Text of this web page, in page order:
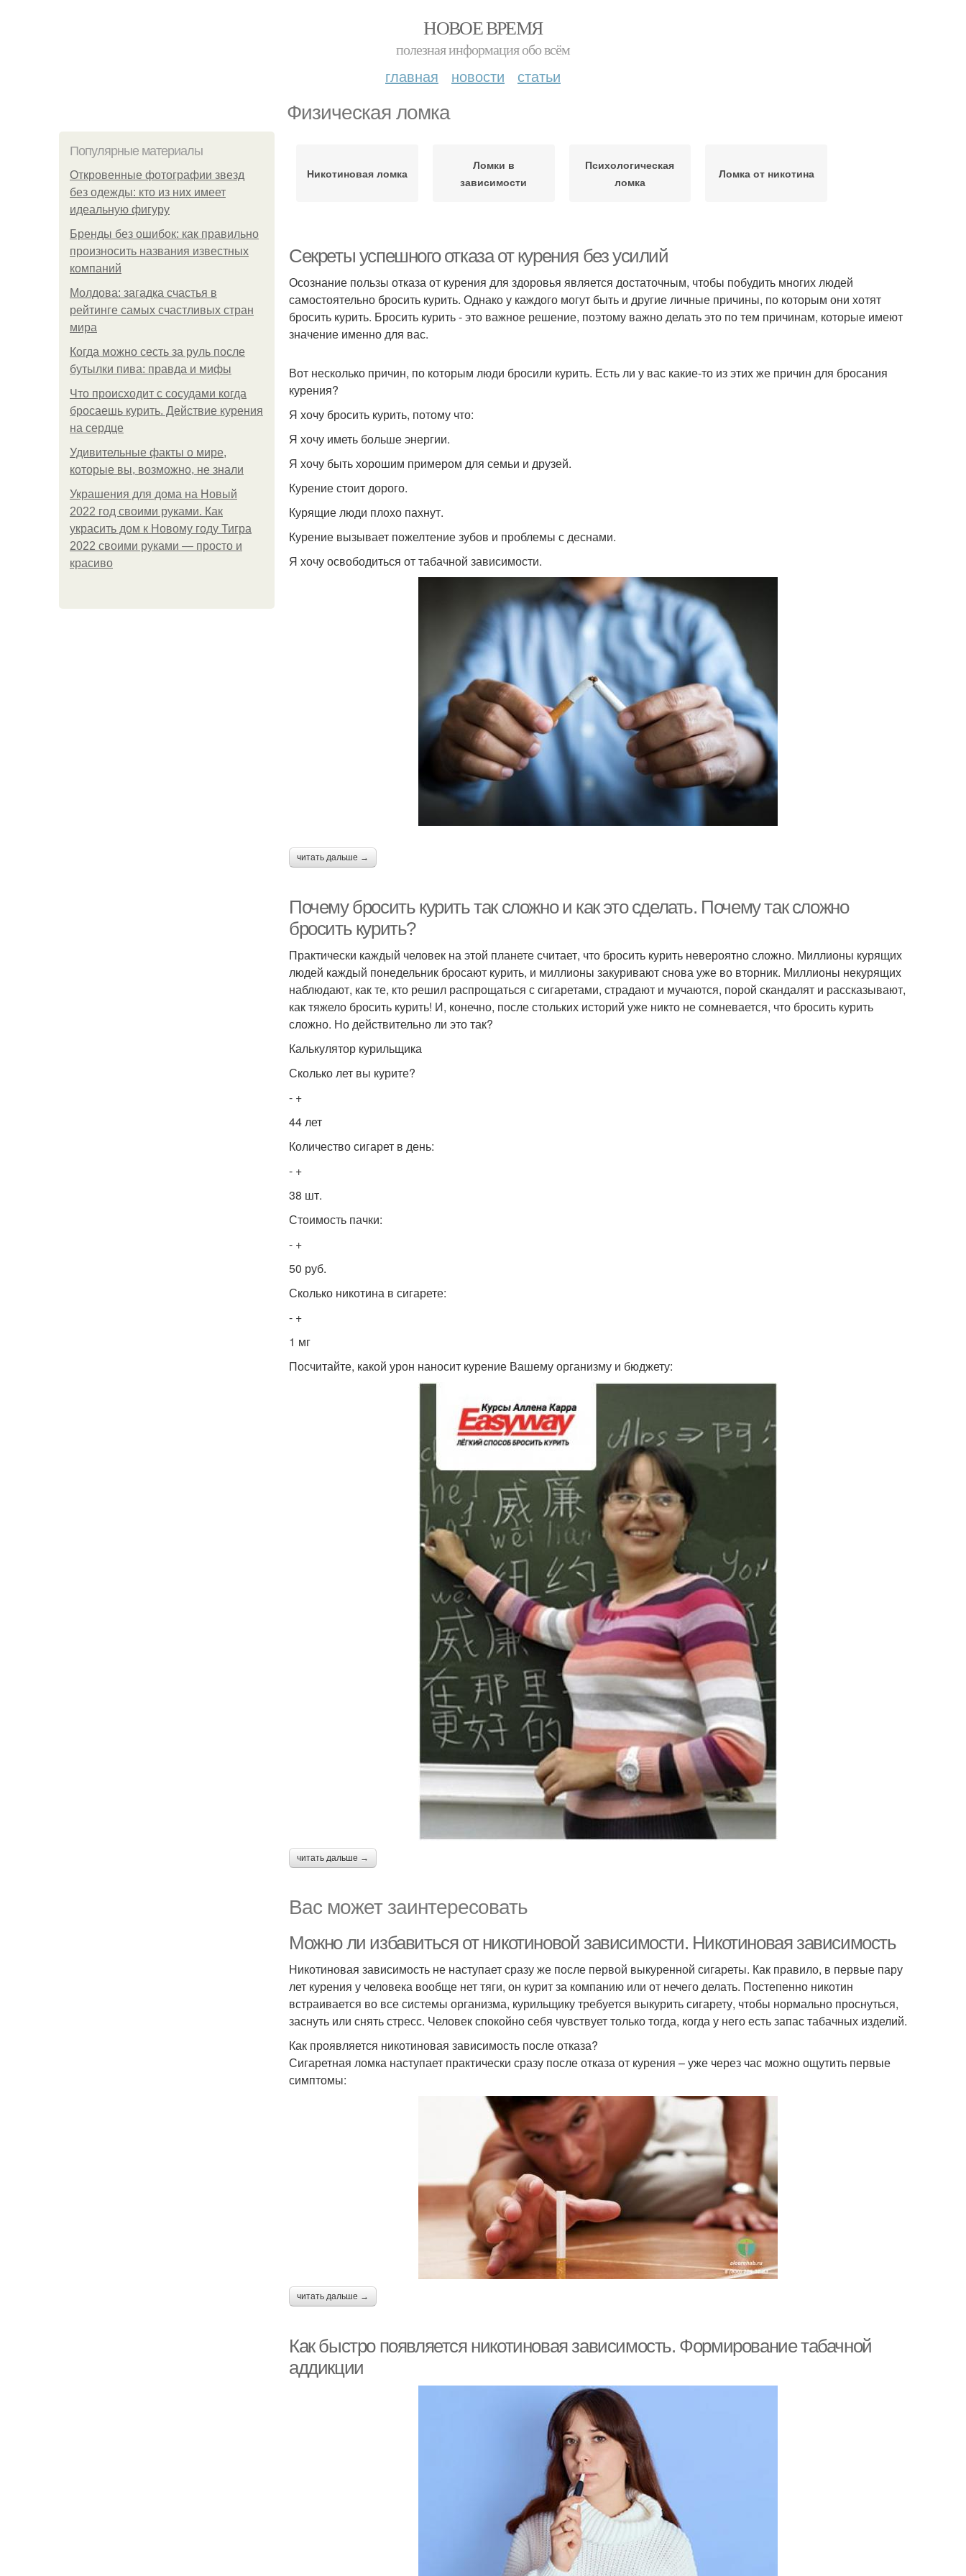
НОВОЕ ВРЕМЯ
полезная информация обо всём
главная новости статьи
Физическая ломка
Популярные материалы
Откровенные фотографии звезд
без одежды: кто из них имеет
идеальную фигуру
Бренды без ошибок: как правильно
произносить названия известных
компаний
Молдова: загадка счастья в
рейтинге самых счастливых стран
мира
Когда можно сесть за руль после
бутылки пива: правда и мифы
Что происходит с сосудами когда
бросаешь курить. Действие курения
на сердце
Удивительные факты о мире,
которые вы, возможно, не знали
Украшения для дома на Новый
2022 год своими руками. Как
украсить дом к Новому году Тигра
2022 своими руками — просто и
красиво
Никотиновая ломка
Ломки в
зависимости
Психологическая
ломка
Ломка от никотина
Секреты успешного отказа от курения без усилий
Осознание пользы отказа от курения для здоровья является достаточным, чтобы побудить многих людей
самостоятельно бросить курить. Однако у каждого могут быть и другие личные причины, по которым они хотят
бросить курить. Бросить курить - это важное решение, поэтому важно делать это по тем причинам, которые имеют
значение именно для вас.
Вот несколько причин, по которым люди бросили курить. Есть ли у вас какие-то из этих же причин для бросания
курения?
Я хочу бросить курить, потому что:
Я хочу иметь больше энергии.
Я хочу быть хорошим примером для семьи и друзей.
Курение стоит дорого.
Курящие люди плохо пахнут.
Курение вызывает пожелтение зубов и проблемы с деснами.
Я хочу освободиться от табачной зависимости.
читать дальше →
Почему бросить курить так сложно и как это сделать. Почему так сложно
бросить курить?
Практически каждый человек на этой планете считает, что бросить курить невероятно сложно. Миллионы курящих
людей каждый понедельник бросают курить, и миллионы закуривают снова уже во вторник. Миллионы некурящих
наблюдают, как те, кто решил распрощаться с сигаретами, страдают и мучаются, порой скандалят и рассказывают,
как тяжело бросить курить! И, конечно, после стольких историй уже никто не сомневается, что бросить курить
сложно. Но действительно ли это так?
Калькулятор курильщика
Сколько лет вы курите?
- +
44 лет
Количество сигарет в день:
- +
38 шт.
Стоимость пачки:
- +
50 руб.
Сколько никотина в сигарете:
- +
1 мг
Посчитайте, какой урон наносит курение Вашему организму и бюджету:
читать дальше →
Вас может заинтересовать
Можно ли избавиться от никотиновой зависимости. Никотиновая зависимость
Никотиновая зависимость не наступает сразу же после первой выкуренной сигареты. Как правило, в первые пару
лет курения у человека вообще нет тяги, он курит за компанию или от нечего делать. Постепенно никотин
встраивается во все системы организма, курильщику требуется выкурить сигарету, чтобы нормально проснуться,
заснуть или снять стресс. Человек спокойно себя чувствует только тогда, когда у него есть запас табачных изделий.
Как проявляется никотиновая зависимость после отказа?
Сигаретная ломка наступает практически сразу после отказа от курения – уже через час можно ощутить первые
симптомы:
читать дальше →
Как быстро появляется никотиновая зависимость. Формирование табачной
аддикции